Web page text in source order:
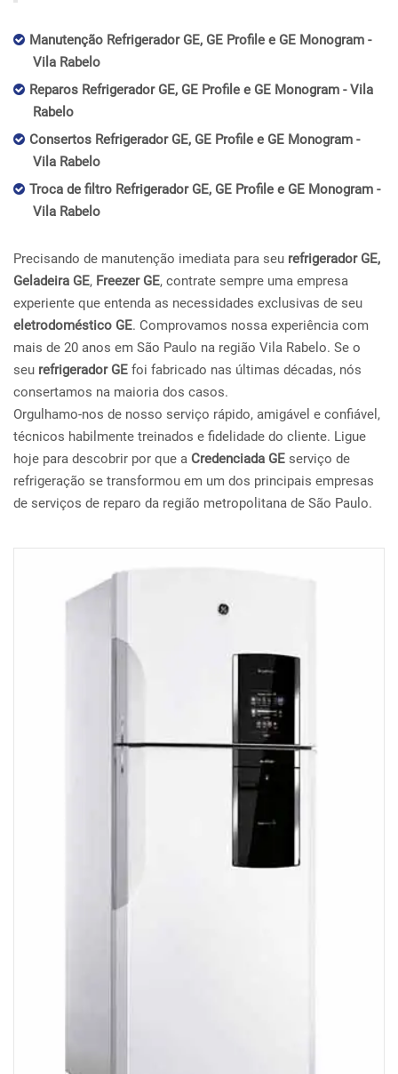
Manutenção Refrigerador GE, GE Profile e GE Monogram -
Vila Rabelo
Reparos Refrigerador GE, GE Profile e GE Monogram - Vila
Rabelo
Consertos Refrigerador GE, GE Profile e GE Monogram -
Vila Rabelo
Troca de filtro Refrigerador GE, GE Profile e GE Monogram -
Vila Rabelo
Precisando de manutenção imediata para seu refrigerador GE,
Geladeira GE, Freezer GE, contrate sempre uma empresa
experiente que entenda as necessidades exclusivas de seu
eletrodoméstico GE. Comprovamos nossa experiência com
mais de 20 anos em São Paulo na região Vila Rabelo. Se o
seu refrigerador GE foi fabricado nas últimas décadas, nós
consertamos na maioria dos casos.
Orgulhamo-nos de nosso serviço rápido, amigável e confiável,
técnicos habilmente treinados e fidelidade do cliente. Ligue
hoje para descobrir por que a Credenciada GE serviço de
refrigeração se transformou em um dos principais empresas
de serviços de reparo da região metropolitana de São Paulo.